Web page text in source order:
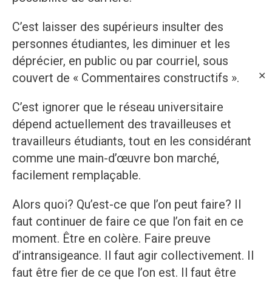
✕
C’est laisser des supérieurs insulter des
personnes étudiantes, les diminuer et les
déprécier, en public ou par courriel, sous
couvert de « Commentaires constructifs ».
C’est ignorer que le réseau universitaire
dépend actuellement des travailleuses et
travailleurs étudiants, tout en les considérant
comme une main-d’œuvre bon marché,
facilement remplaçable.
Alors quoi? Qu’est-ce que l’on peut faire? Il
faut continuer de faire ce que l’on fait en ce
moment. Être en colère. Faire preuve
d’intransigeance. Il faut agir collectivement. Il
faut être fier de ce que l’on est. Il faut être